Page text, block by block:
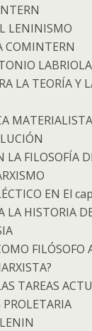
LENINISMO
COMINTERN
LABRIOLA
LA TEORÍA Y
LA FILOSOFÍA
EN El
LA HISTORIA
FILÓSOFO
TAREAS
PROLETARIA